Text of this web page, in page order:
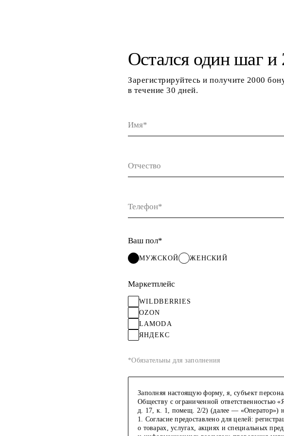
Остался один шаг и
Зарегистрируйтесь и получите 2000
в течение 30 дней.
Имя*
Отчество
Телефон*
Ваш пол*
МУЖСКОЙ ЖЕНСКИЙ
Маркетплейс
WILDBERRIES
OZON
LAMODA
ЯНДЕКС
*Обязательны для заполнения
Заполняя настоящую форму, я, субъект
Обществу с ограниченной
д. 17, к. 1, помещ. 2/2) (далее — «Оператор»)
1. Согласие предоставлено для целей:
о товарах, услугах, акциях и специальных